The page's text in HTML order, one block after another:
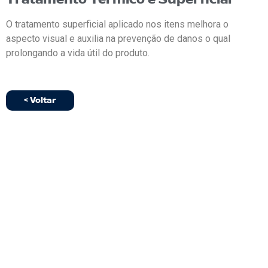
O tratamento superficial aplicado nos itens melhora o
aspecto visual e auxilia na prevenção de danos o qual
prolongando a vida útil do produto.
< Voltar